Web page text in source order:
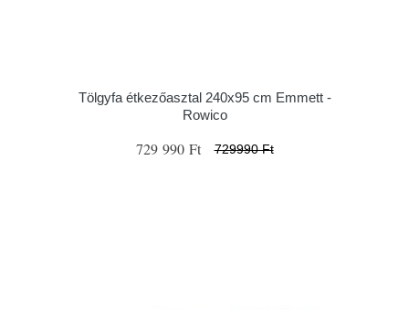
Tölgyfa étkezőasztal 240x95 cm Emmett -
Rowico
729 990 Ft 729990 Ft